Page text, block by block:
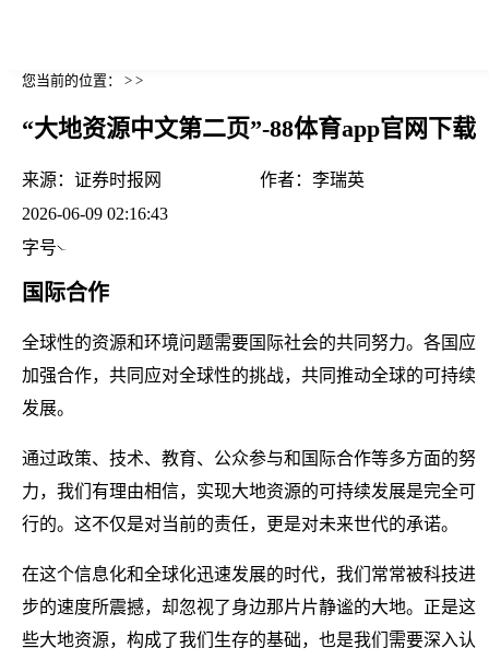
您当前的位置： > >
“大地资源中文第二页”-88体育app官网下载
来源： 证券时报网 作者： 李瑞英
2026-06-09 02:16:43
字号
国际合作
全球性的资源和环境问题需要国际社会的共同努力。各国应
加强合作，共同应对全球性的挑战，共同推动全球的可持续
发展。
通过政策、技术、教育、公众参与和国际合作等多方面的努
力，我们有理由相信，实现大地资源的可持续发展是完全可
行的。这不仅是对当前的责任，更是对未来世代的承诺。
在这个信息化和全球化迅速发展的时代，我们常常被科技进
步的速度所震撼，却忽视了身边那片片静谧的大地。正是这
些大地资源，构成了我们生存的基础，也是我们需要深入认